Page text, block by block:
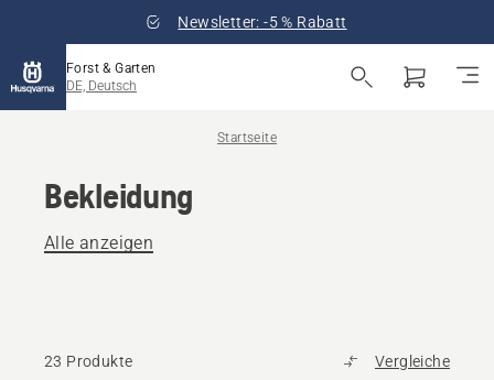
Newsletter: -5 % Rabatt
Forst & Garten
DE, Deutsch
Startseite
Bekleidung
Alle anzeigen
23 Produkte Vergleiche